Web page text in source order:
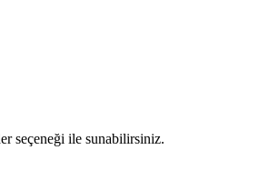
seçeneği ile sunabilirsiniz.